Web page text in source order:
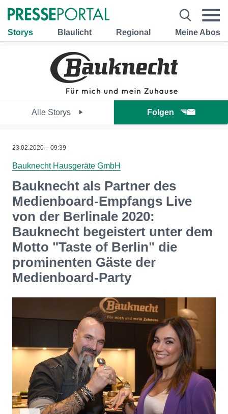
Storys Blaulicht Regional Meine Abos
Alle Storys Folgen
23.02.2020 – 09:39
Bauknecht Hausgeräte GmbH
Bauknecht als Partner des
Medienboard-Empfangs Live
von der Berlinale 2020:
Bauknecht begeistert unter dem
Motto "Taste of Berlin" die
prominenten Gäste der
Medienboard-Party